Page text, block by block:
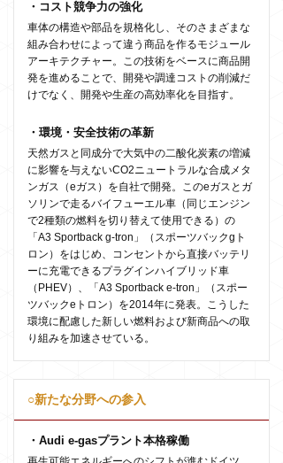
・コスト競争力の強化
車体の構造や部品を規格化し、そのさまざまな
組み合わせによって違う商品を作るモジュール
アーキテクチャー。この技術をベースに商品開
発を進めることで、開発や調達コストの削減だ
けでなく、開発や生産の高効率化を目指す。
・環境・安全技術の革新
天然ガスと同成分で大気中の二酸化炭素の増減
に影響を与えないCO2ニュートラルな合成メタ
ンガス（eガス）を自社で開発。このeガスとガ
ソリンで走るバイフューエル車（同じエンジン
で2種類の燃料を切り替えて使用できる）の
「A3 Sportback g-tron」（スポーツバックgト
ロン）をはじめ、コンセントから直接バッテリ
ーに充電できるプラグインハイブリッド車
（PHEV）、「A3 Sportback e-tron」（スポー
ツバックeトロン）を2014年に発表。こうした
環境に配慮した新しい燃料および新商品への取
り組みを加速させている。
○新たな分野への参入
・Audi e-gasプラント本格稼働